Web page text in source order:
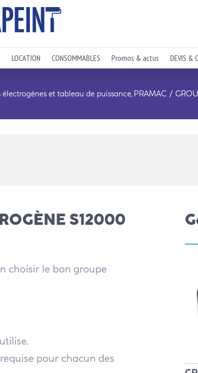
LOCATION CONSOMMABLES Promos & actus DEVIS &
électrogènes et tableau de puissance PRAMAC
S12000
choisir le bon groupe
pour chacun des